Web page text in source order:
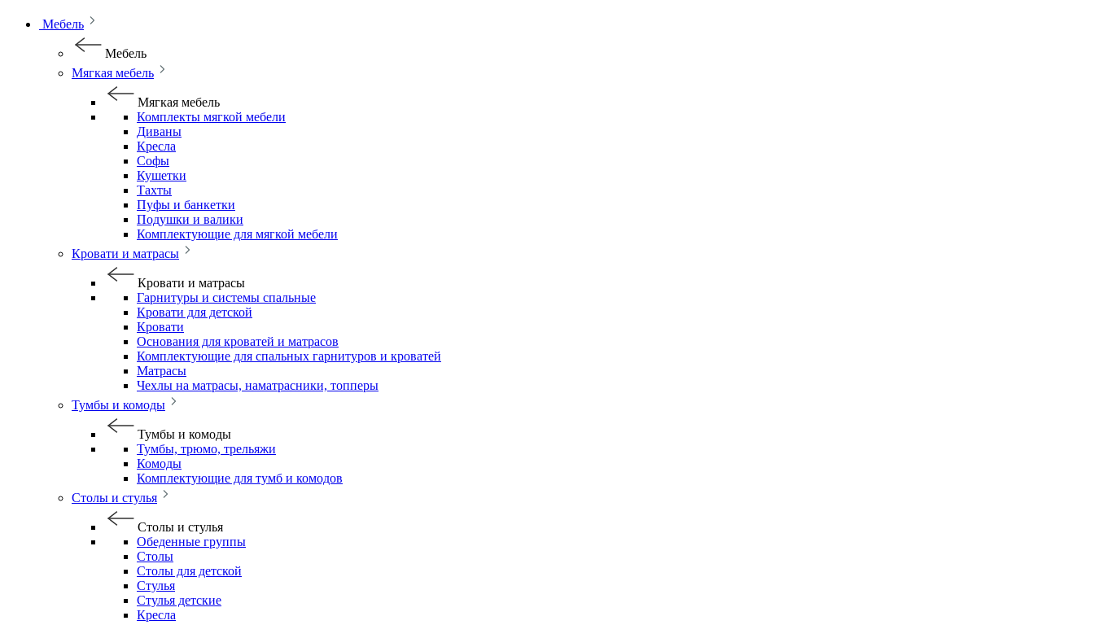
Мебель
Мебель
Мягкая мебель
Мягкая мебель
Комплекты мягкой мебели
Диваны
Кресла
Софы
Кушетки
Тахты
Пуфы и банкетки
Подушки и валики
Комплектующие для мягкой мебели
Кровати и матрасы
Кровати и матрасы
Гарнитуры и системы спальные
Кровати для детской
Кровати
Основания для кроватей и матрасов
Комплектующие для спальных гарнитуров и кроватей
Матрасы
Чехлы на матрасы, наматрасники, топперы
Тумбы и комоды
Тумбы и комоды
Тумбы, трюмо, трельяжи
Комоды
Комплектующие для тумб и комодов
Столы и стулья
Столы и стулья
Обеденные группы
Столы
Столы для детской
Стулья
Стулья детские
Кресла